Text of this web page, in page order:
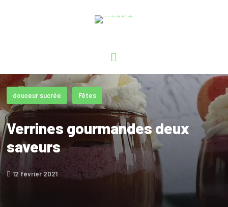
douceur sucrée Fêtes
Verrines gourmandes deux
saveurs
12 février 2021